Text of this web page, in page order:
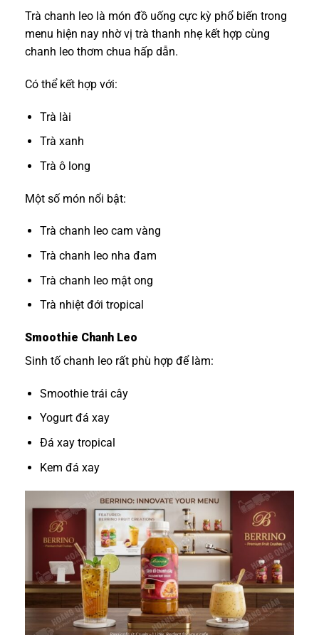
Trà chanh leo là món đồ uống cực kỳ phổ biến trong
menu hiện nay nhờ vị trà thanh nhẹ kết hợp cùng
chanh leo thơm chua hấp dẫn.
Có thể kết hợp với:
Trà lài
Trà xanh
Trà ô long
Một số món nổi bật:
Trà chanh leo cam vàng
Trà chanh leo nha đam
Trà chanh leo mật ong
Trà nhiệt đới tropical
Smoothie Chanh Leo
Sinh tố chanh leo rất phù hợp để làm:
Smoothie trái cây
Yogurt đá xay
Đá xay tropical
Kem đá xay